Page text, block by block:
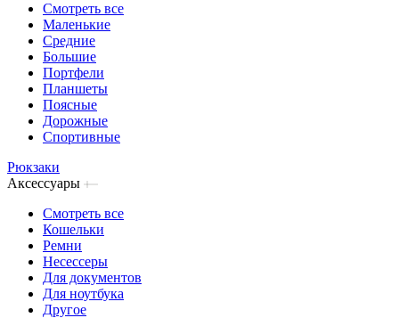
Смотреть все
Маленькие
Средние
Большие
Портфели
Планшеты
Поясные
Дорожные
Спортивные
Рюкзаки
Аксессуары
Смотреть все
Кошельки
Ремни
Несессеры
Для документов
Для ноутбука
Другое